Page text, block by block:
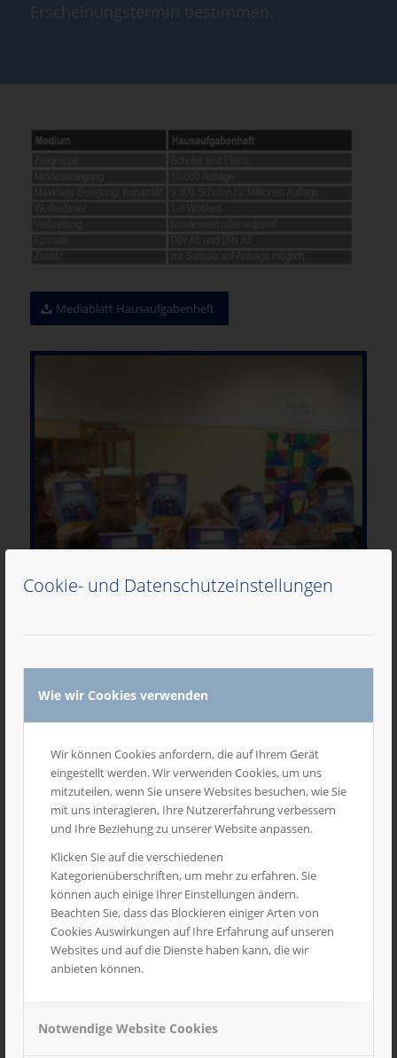
Cookie- und Datenschutzeinstellungen
Wie wir Cookies verwenden
Wir können Cookies anfordern, die auf Ihrem Gerät
eingestellt werden. Wir verwenden Cookies, um uns
mitzuteilen, wenn Sie unsere Websites besuchen, wie Sie
mit uns interagieren, Ihre Nutzererfahrung verbessern
und Ihre Beziehung zu unserer Website anpassen.
Klicken Sie auf die verschiedenen
Kategorienüberschriften, um mehr zu erfahren. Sie
können auch einige Ihrer Einstellungen ändern.
Beachten Sie, dass das Blockieren einiger Arten von
Cookies Auswirkungen auf Ihre Erfahrung auf unseren
Websites und auf die Dienste haben kann, die wir
anbieten können.
Notwendige Website Cookies
Erscheinungstermin bestimmen.
Mediablatt Hausaufgabenheft
1 2
9800
Schulen für Hefte
Anfrage Angebot